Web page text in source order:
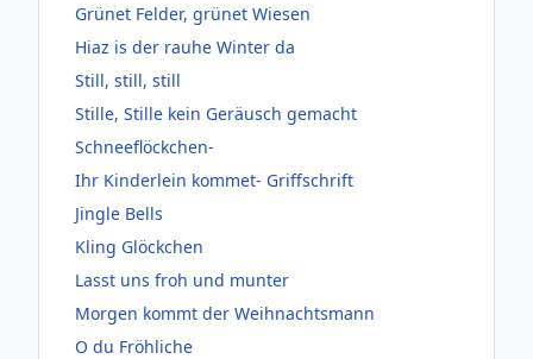
Grünet Felder, grünet Wiesen
Hiaz is der rauhe Winter da
Still, still, still
Stille, Stille kein Geräusch gemacht
Schneeflöckchen-
Ihr Kinderlein kommet- Griffschrift
Jingle Bells
Kling Glöckchen
Lasst uns froh und munter
Morgen kommt der Weihnachtsmann
O du Fröhliche